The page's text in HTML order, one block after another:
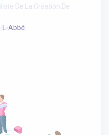
De La Création De
L-Abbé